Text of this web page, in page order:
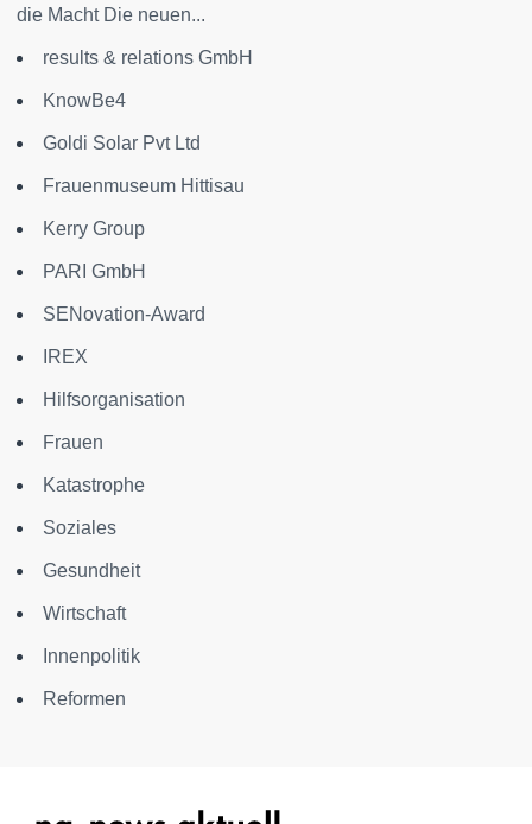
die Macht Die neuen...
results & relations GmbH
KnowBe4
Goldi Solar Pvt Ltd
Frauenmuseum Hittisau
Kerry Group
PARI GmbH
SENovation-Award
IREX
Hilfsorganisation
Frauen
Katastrophe
Soziales
Gesundheit
Wirtschaft
Innenpolitik
Reformen